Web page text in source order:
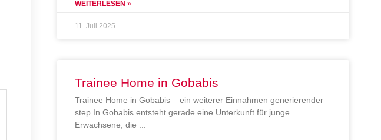
WEITERLESEN »
11. Juli 2025
Trainee Home in Gobabis
Trainee Home in Gobabis – ein weiterer Einnahmen generierender
step In Gobabis entsteht gerade eine Unterkunft für junge
Erwachsene, die